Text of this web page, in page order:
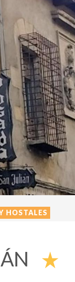
HOSTALES
star_rate